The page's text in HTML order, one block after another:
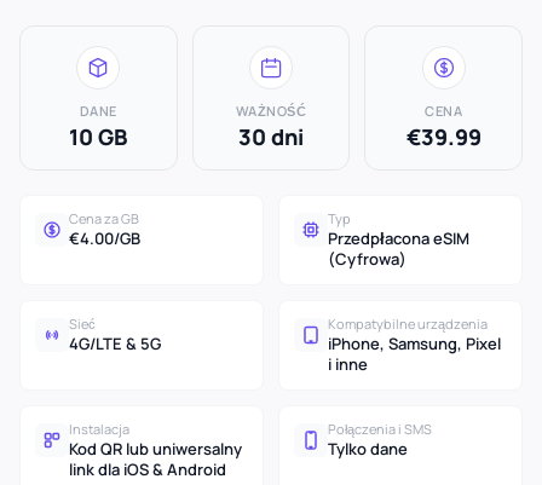
DANE
10 GB
WAŻNOŚĆ
30 dni
CENA
€39.99
Cena za GB
€4.00/GB
Typ
Przedpłacona eSIM
(Cyfrowa)
Sieć
4G/LTE & 5G
Kompatybilne urządzenia
iPhone, Samsung, Pixel
i inne
Instalacja
Kod QR lub uniwersalny
link dla iOS & Android
Połączenia i SMS
Tylko dane